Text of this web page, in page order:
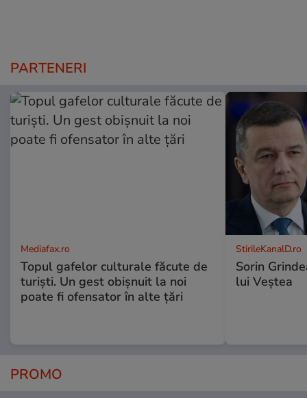
PARTENERI
Mediafax.ro
Topul gafelor culturale făcute de
turiști. Un gest obișnuit la noi
poate fi ofensator în alte țări
StirileKanalD.ro
Sorin
lui Veștea
PROMO